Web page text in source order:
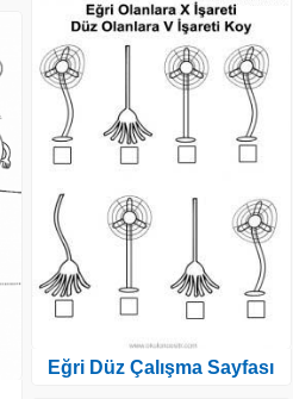
Eğri Düz Çalışma Sayfası